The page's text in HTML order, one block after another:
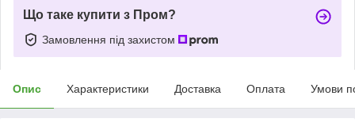
Що таке купити з Пром?
Замовлення під захистом
Опис Характеристики Доставка Оплата Умови